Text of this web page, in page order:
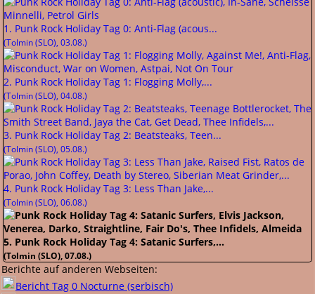
1. Punk Rock Holiday Tag 0: Anti-Flag (acous...
(Tolmin (SLO), 03.08.)
2. Punk Rock Holiday Tag 1: Flogging Molly,...
(Tolmin (SLO), 04.08.)
3. Punk Rock Holiday Tag 2: Beatsteaks, Teen...
(Tolmin (SLO), 05.08.)
4. Punk Rock Holiday Tag 3: Less Than Jake,...
(Tolmin (SLO), 06.08.)
5. Punk Rock Holiday Tag 4: Satanic Surfers,...
(Tolmin (SLO), 07.08.)
Berichte auf anderen Webseiten:
Bericht Tag 0 Nocturne (serbisch)